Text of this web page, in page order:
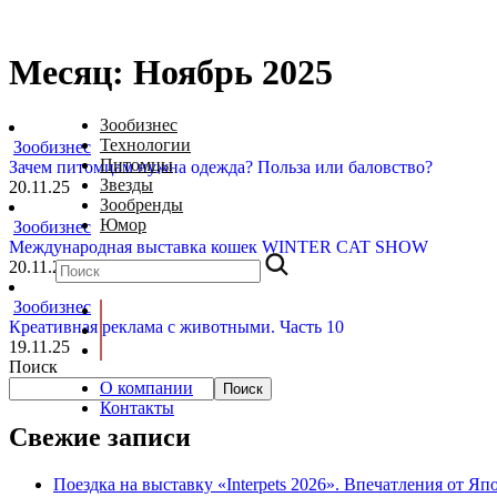
Зообизнес
Технологии
Питомцы
Звезды
Зообренды
Юмор
О компании
Контакты
Месяц: Ноябрь 2025
Зообизнес
Зачем питомцам нужна одежда? Польза или баловство?
20.11.25
Зообизнес
Международная выставка кошек WINTER CAT SHOW
20.11.25
Зообизнес
Креативная реклама с животными. Часть 10
19.11.25
Поиск
Поиск
Свежие записи
Поездка на выставку «Interpets 2026». Впечатления от